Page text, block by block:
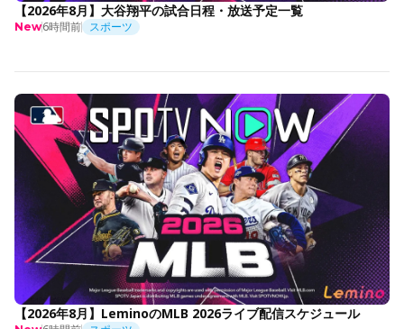
【2026年8月】大谷翔平の試合日程・放送予定一覧
New6時間前 スポーツ
【2026年8月】LeminoのMLB 2026ライブ配信スケジュール